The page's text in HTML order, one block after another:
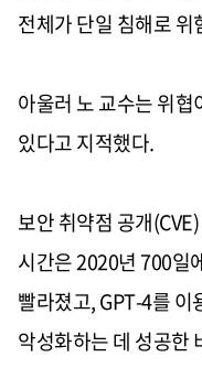
전체가 단일 침해로
아울러 노 교수는 위
있다고 지적했다.
보안 취약점 공개
시간은 2020년 700일
빨라졌고, GPT-4를
악성화하는 데 성공한